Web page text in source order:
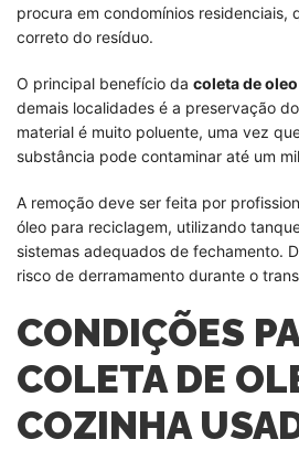
procura em condomínios residenciais,
correto do resíduo.
O principal benefício da coleta de
demais localidades é a preservação
material é muito poluente, uma vez
substância pode contaminar até um
A remoção deve ser feita por
óleo para reciclagem, utilizando
sistemas adequados de fechamento.
risco de derramamento durante o
CONDIÇÕES
COLETA DE
COZINHA